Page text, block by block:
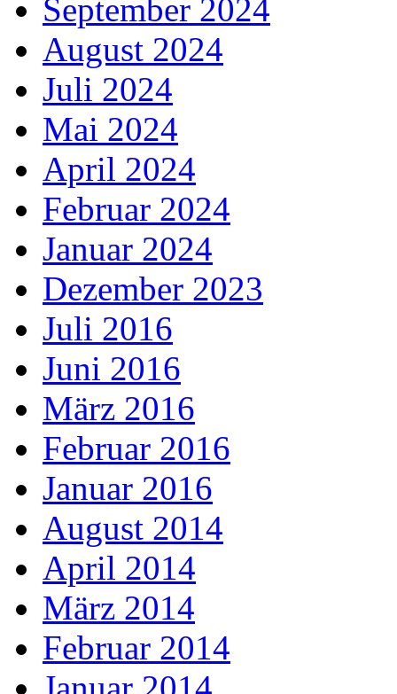
September 2024
August 2024
Juli 2024
Mai 2024
April 2024
Februar 2024
Januar 2024
Dezember 2023
Juli 2016
Juni 2016
März 2016
Februar 2016
Januar 2016
August 2014
April 2014
März 2014
Februar 2014